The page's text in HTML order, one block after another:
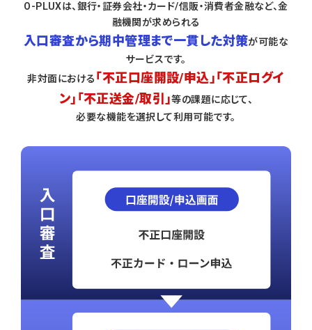
O-PLUXは、銀行・証券会社・カード/信販・消費者金融など、金
融機関が求められる
入口審査から期中管理まで一貫した対策が可能な
サービスです。
非対面における 「不正口座開設/申込」「不正ログイ
ン」「不正送金/取引」等の課題に応じて、
必要な機能を選択して利用可能です。